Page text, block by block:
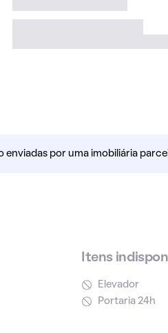
por uma imobiliária
Itens
Elevador
Portaria 24h